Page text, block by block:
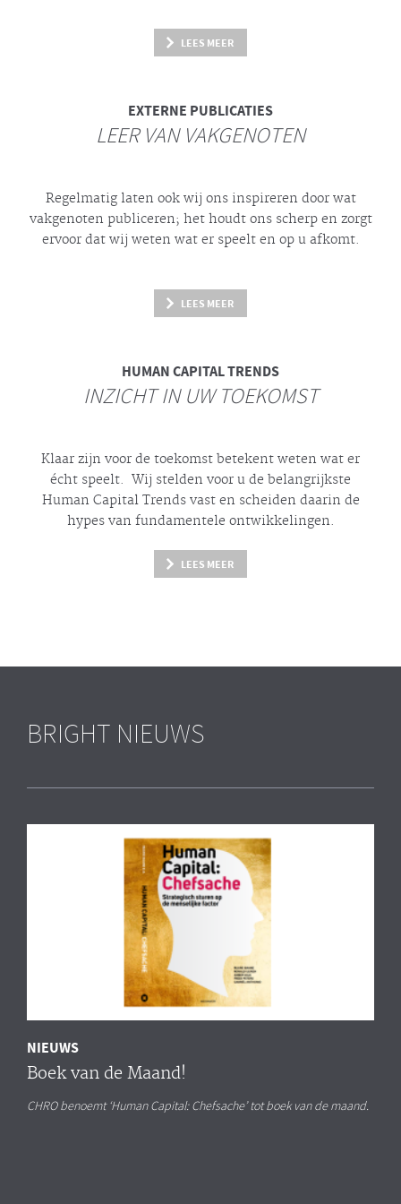
LEES MEER
EXTERNE PUBLICATIES
LEER VAN VAKGENOTEN
Regelmatig laten ook wij ons inspireren door wat
vakgenoten publiceren; het houdt ons scherp en zorgt
ervoor dat wij weten wat er speelt en op u afkomt.
LEES MEER
HUMAN CAPITAL TRENDS
INZICHT IN UW TOEKOMST
Klaar zijn voor de toekomst betekent weten wat er
écht speelt. Wij stelden voor u de belangrijkste
Human Capital Trends vast en scheiden daarin de
hypesvan fundamentele ontwikkelingen.
LEES MEER
BRIGHT NIEUWS
NIEUWS
Boek van de Maand!
CHRO benoemt ‘Human Capital: Chefsache’ tot boek van de maand.